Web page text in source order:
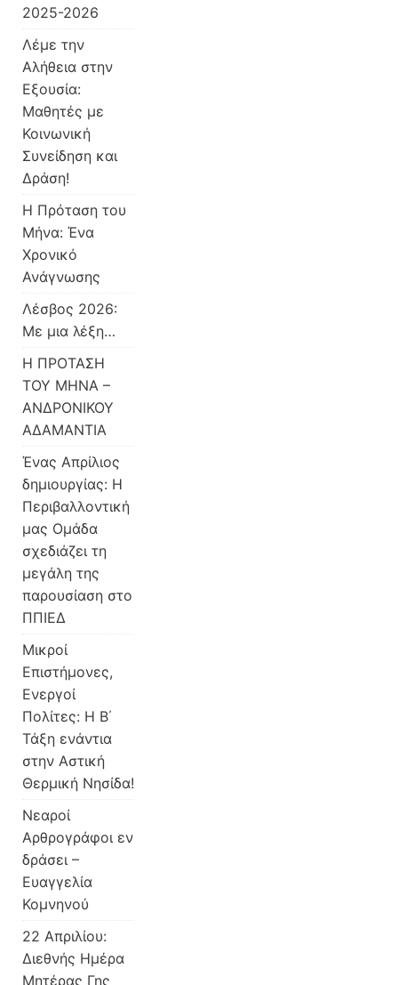
2025-2026
Λέμε την
Αλήθεια στην
Εξουσία:
Μαθητές με
Κοινωνική
Συνείδηση και
Δράση!
Η Πρόταση του
Μήνα: Ένα
Χρονικό
Ανάγνωσης
Λέσβος 2026:
Με μια λέξη…
Η ΠΡΟΤΑΣΗ
ΤΟΥ ΜΗΝΑ –
ΑΝΔΡΟΝΙΚΟΥ
ΑΔΑΜΑΝΤΙΑ
Ένας Απρίλιος
δημιουργίας: Η
Περιβαλλοντική
μας Ομάδα
σχεδιάζει τη
μεγάλη της
παρουσίαση στο
ΠΠΙΕΔ
Μικροί
Επιστήμονες,
Ενεργοί
Πολίτες: Η Β΄
Τάξη ενάντια
στην Αστική
Θερμική Νησίδα!
Νεαροί
Αρθρογράφοι εν
δράσει –
Ευαγγελία
Κομνηνού
22 Απριλίου:
Διεθνής Ημέρα
Μητέρας Γης